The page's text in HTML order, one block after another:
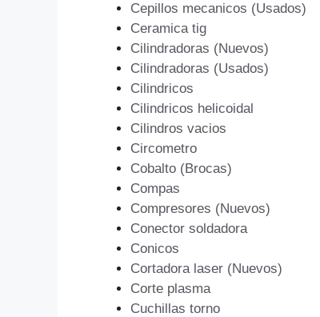
Cepillos mecanicos (Usados)
Ceramica tig
Cilindradoras (Nuevos)
Cilindradoras (Usados)
Cilindricos
Cilindricos helicoidal
Cilindros vacios
Circometro
Cobalto (Brocas)
Compas
Compresores (Nuevos)
Conector soldadora
Conicos
Cortadora laser (Nuevos)
Corte plasma
Cuchillas torno